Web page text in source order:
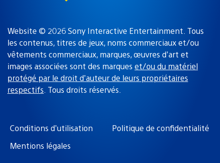
Website © 2026 Sony Interactive Entertainment. Tous
les contenus, titres de jeux, noms commerciaux et/ou
vêtements commerciaux, marques, œuvres d’art et
images associées sont des marques et/ou du matériel
protégé par le droit d’auteur de leurs propriétaires
respectifs. Tous droits réservés.
Conditions d’utilisation
Politique de confidentialité
Mentions légales